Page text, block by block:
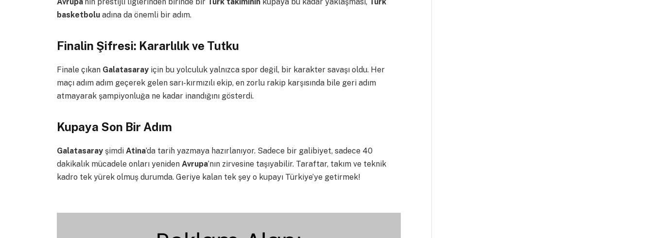
basketbolu adına da önemli bir adım.
Finalin Şifresi: Kararlılık ve Tutku
Finale çıkan Galatasaray için bu yolculuk yalnızca spor değil, bir karakter savaşı oldu. Her
maçı adım adım geçerek gelen sarı-kırmızılı ekip, en zorlu rakip karşısında bile geri adım
atmayarak şampiyonluğa ne kadar inandığını gösterdi.
Kupaya Son Bir Adım
Galatasaray şimdiAtina’da tarih yazmaya hazırlanıyor. Sadece bir galibiyet, sadece 40
dakikalık mücadele onları yenidenAvrupa’nın zirvesine taşıyabilir. Taraftar, takım ve teknik
kadro tek yürek olmuş durumda. Geriye kalan tek şey o kupayı Türkiye’ye getirmek!